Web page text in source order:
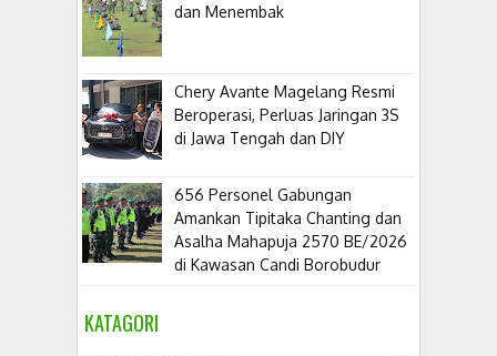
dan Menembak
​Chery Avante Magelang Resmi
Beroperasi, Perluas Jaringan 3S
di Jawa Tengah dan DIY
656 Personel Gabungan
Amankan Tipitaka Chanting dan
Asalha Mahapuja 2570 BE/2026
di Kawasan Candi Borobudur
KATAGORI